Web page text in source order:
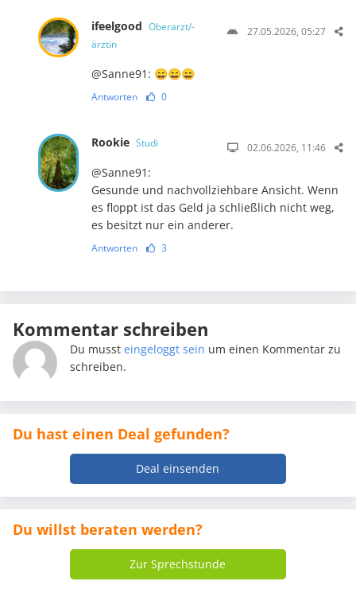
ifeelgood Oberarzt/-
ärztin
27.05.2026, 05:27
@Sanne91: 😄😄😄
Antworten 0
Rookie Studi 02.06.2026, 11:46
@Sanne91:
Gesunde und nachvollziehbare Ansicht. Wenn
es floppt ist das Geld ja schließlich nicht weg,
es besitzt nur ein anderer.
Antworten 3
Kommentar schreiben
Du musst eingeloggt sein um einen Kommentar zu
schreiben.
Du hast einen Deal gefunden?
Deal einsenden
Du willst beraten werden?
Zur Sprechstunde